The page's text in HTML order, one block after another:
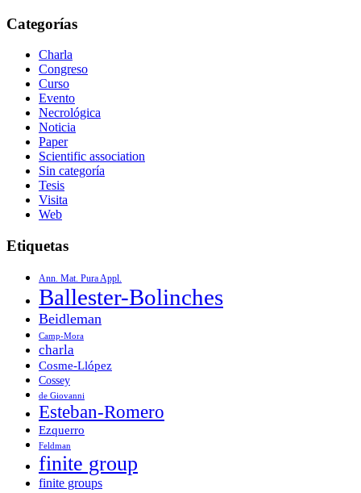
Categorías
Charla
Congreso
Curso
Evento
Necrológica
Noticia
Paper
Scientific association
Sin categoría
Tesis
Visita
Web
Etiquetas
Ann. Mat. Pura Appl.
Ballester-Bolinches
Beidleman
Camp-Mora
charla
Cosme-Llópez
Cossey
de Giovanni
Esteban-Romero
Ezquerro
Feldman
finite group
finite groups